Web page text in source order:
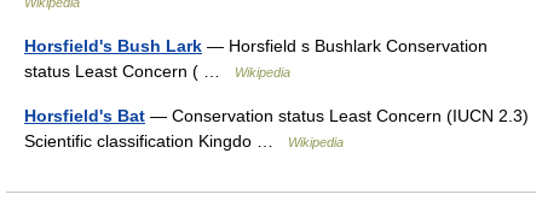
Horsfield's Bush Lark — Horsfield s Bushlark Conservation
status Least Concern ( …
Wikipedia
Horsfield's Bat — Conservation status Least Concern (IUCN 2.3)
Scientific classification Kingdo …
Wikipedia